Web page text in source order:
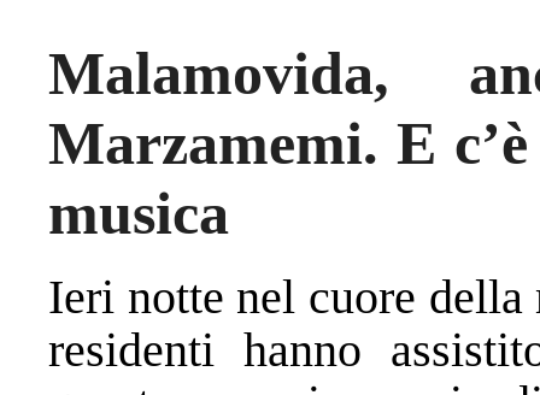
Malamovida,
Marzamemi. E
musica
Ieri notte nel cuore
residenti hanno